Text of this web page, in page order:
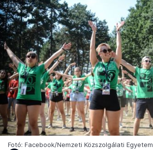
Fotó: Facebook/Nemzeti Közszolgálati Egyetem